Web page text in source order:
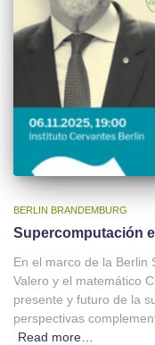
BERLIN BRANDEMBURG
Supercomputación
En el marco de la Berlin
Valero y el matemático
presente y futuro de la
perspectivas
Read more…